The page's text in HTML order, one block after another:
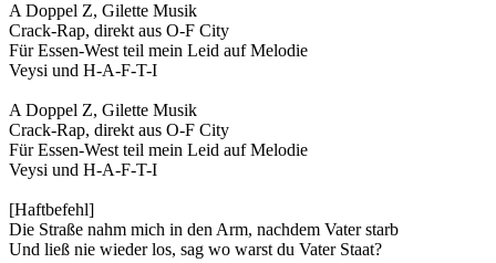
A Doppel Z, Gilette Musik
Crack-Rap, direkt aus O-F City
Für Essen-West teil mein Leid auf Melodie
Veysi und H-A-F-T-I
A Doppel Z, Gilette Musik
Crack-Rap, direkt aus O-F City
Für Essen-West teil mein Leid auf Melodie
Veysi und H-A-F-T-I
[Haftbefehl]
Die Straße nahm mich in den Arm, nachdem Vater starb
Und ließ nie wieder los, sag wo warst du Vater Staat?